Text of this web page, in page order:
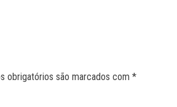
obrigatórios são marcados com *